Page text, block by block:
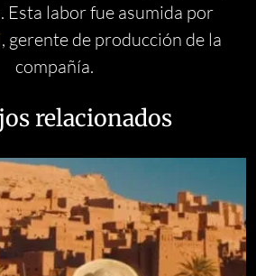
Esta labor fue asumida por
, gerente de producción de la
compañía.
relacionados